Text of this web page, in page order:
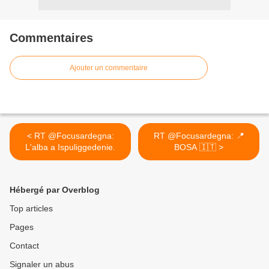
Commentaires
Ajouter un commentaire
< RT @Focusardegna:
L'alba a Ispuliggedenie.
RT @Focusardegna: 📍
BOSA 🇮🇹 >
Hébergé par Overblog
Top articles
Pages
Contact
Signaler un abus